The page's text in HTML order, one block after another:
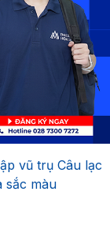
vũ trụ Câu lạc
sắc màu